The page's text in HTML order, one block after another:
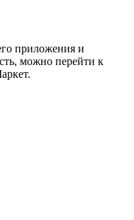
приложения и
можно перейти к